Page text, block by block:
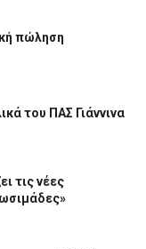
πώληση
του ΠΑΣ Γιάννινα
τις νέες